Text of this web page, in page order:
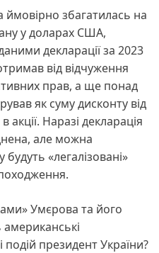
ймовірно збагатилась на
у доларах США,
декларації за 2023
від відчуження
прав, а ще понад
як суму дисконту від
акції. Наразі декларація
але можна
«легалізовані»
Умєрова та його
президент України?